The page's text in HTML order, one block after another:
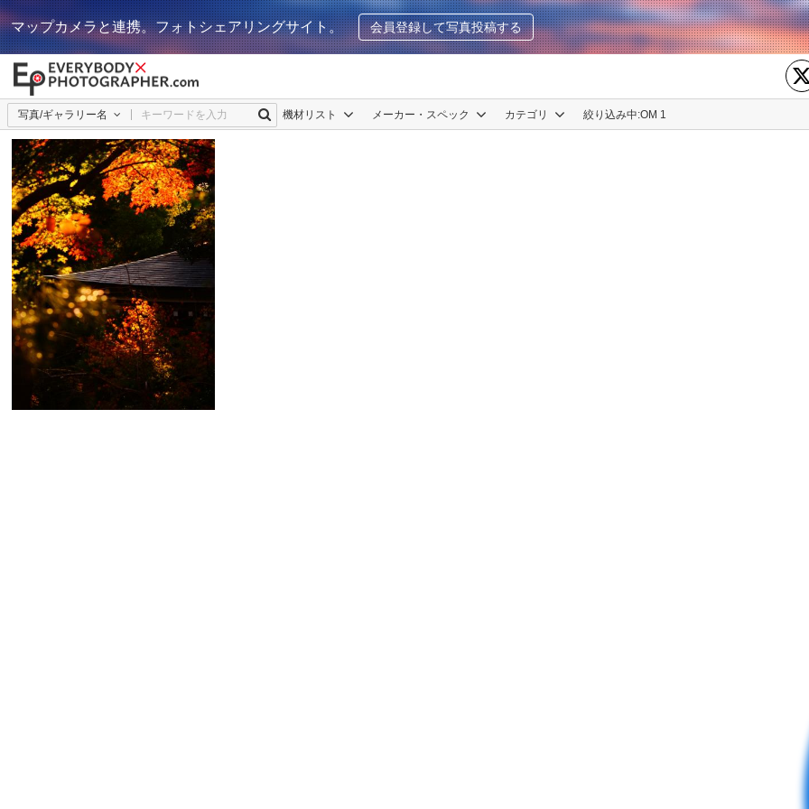
マップカメラと連携。フォトシェアリングサイト。 会員登録して写真投稿する
写真/ギャラリー名 機材リスト メーカー・スペック カテゴリ 絞り込み中:OM 1
CAVA 3